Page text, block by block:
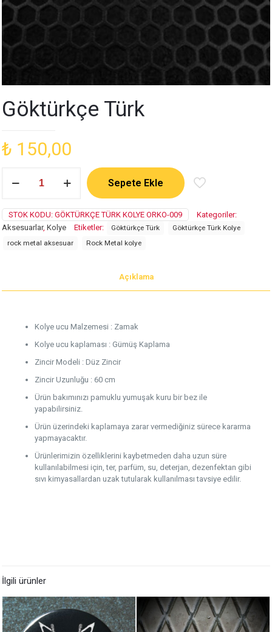
Göktürkçe Türk
₺ 150,00
Türk
Sepete Ekle
STOK KODU: GÖKTÜRKÇE TÜRK KOLYE ORKO-009
Kategoriler:
Aksesuarlar, Kolye Etiketler: Göktürkçe Türk
Göktürkçe Türk Kolye
rock metal aksesuar
Rock Metal kolye
Açıklama
Kolye ucu Malzemesi : Zamak
Kolye ucu kaplaması : Gümüş Kaplama
Zincir Modeli : Düz Zincir
Zincir Uzunluğu : 60 cm
Ürün bakımınızı pamuklu yumuşak kuru bir bez ile
yapabilirsiniz.
Ürün üzerindeki kaplamaya zarar vermediğiniz sürece kararma
yapmayacaktır.
Ürünlerimizin özelliklerini kaybetmeden daha uzun süre
kullanılabilmesi için, ter, parfüm, su, deterjan, dezenfektan gibi
sıvı kimyasallardan uzak tutularak kullanılması tavsiye edilir.
İlgili ürünler